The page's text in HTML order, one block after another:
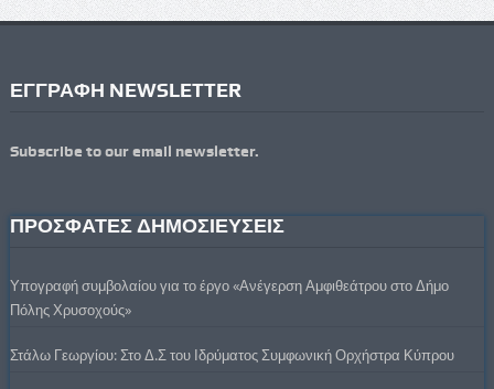
ΕΓΓΡΑΦΗ NEWSLETTER
Subscribe to our email newsletter.
ΠΡΟΣΦΑΤΕΣ ΔΗΜΟΣΙΕΥΣΕΙΣ
Υπογραφή συμβολαίου για το έργο «Ανέγερση Αμφιθεάτρου στο Δήμο
Πόλης Χρυσοχούς»
Στάλω Γεωργίου: Στο Δ.Σ του Ιδρύματος Συμφωνική Ορχήστρα Κύπρου